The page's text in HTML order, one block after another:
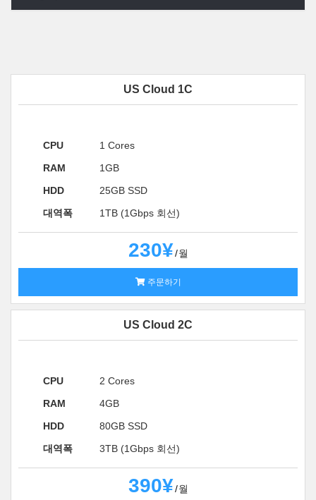
US Cloud 1C
CPU
1 Cores
RAM
1GB
HDD
25GB SSD
대역폭
1TB (1Gbps 회선)
230¥월
주문하기
US Cloud 2C
CPU
2 Cores
RAM
4GB
HDD
80GB SSD
대역폭
3TB (1Gbps 회선)
390¥월